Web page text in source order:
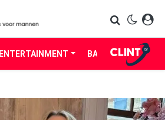
ENTERTAINMENT BABES LIFE